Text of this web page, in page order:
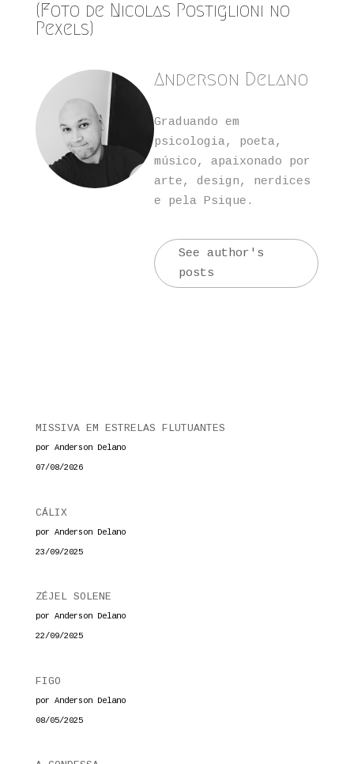
(Foto de Nicolas Postiglioni no
Pexels)
Anderson Delano
Graduando em
psicologia, poeta,
músico, apaixonado por
arte, design, nerdices
e pela Psique.
See author's
posts
MISSIVA EM ESTRELAS FLUTUANTES
por Anderson Delano
07/08/2026
CÁLIX
por Anderson Delano
23/09/2025
ZÉJEL SOLENE
por Anderson Delano
22/09/2025
FIGO
por Anderson Delano
08/05/2025